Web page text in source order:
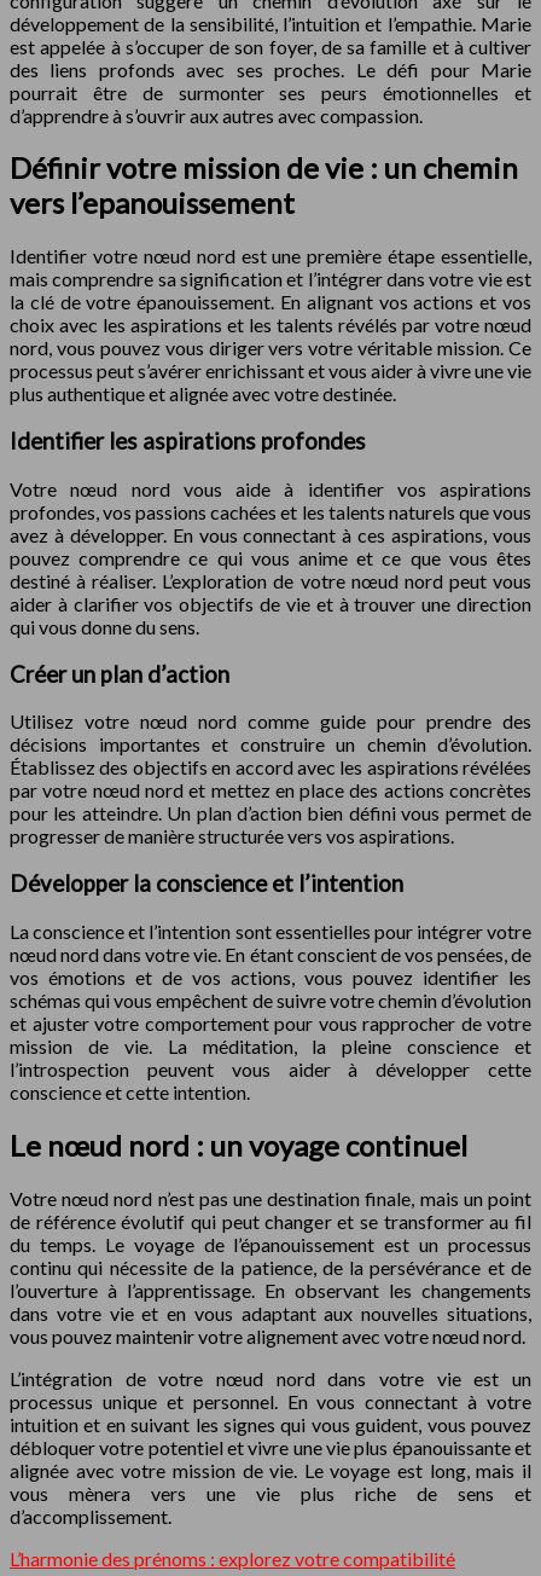
développement de la sensibilité, l’intuition et l’empathie. Marie
est appelée à s’occuper de son foyer, de sa famille et à cultiver
des liens profonds avec ses proches. Le défi pour Marie
pourrait être de surmonter ses peurs émotionnelles et
d’apprendre à s’ouvrir aux autres avec compassion.
Définir votre mission de vie : un chemin
vers l’epanouissement
Identifier votre nœud nord est une première étape essentielle,
mais comprendre sa signification et l’intégrer dans votre vie est
la clé de votre épanouissement. En alignant vos actions et vos
choix avec les aspirations et les talents révélés par votre nœud
nord, vous pouvez vous diriger vers votre véritable mission. Ce
processus peut s’avérer enrichissant et vous aider à vivre une vie
plus authentique et alignée avec votre destinée.
Identifier les aspirations profondes
Votre nœud nord vous aide à identifier vos aspirations
profondes, vos passions cachées et les talents naturels que vous
avez à développer. En vous connectant à ces aspirations, vous
pouvez comprendre ce qui vous anime et ce que vous êtes
destiné à réaliser. L’exploration de votre nœud nord peut vous
aider à clarifier vos objectifs de vie et à trouver une direction
qui vous donne du sens.
Créer un plan d’action
Utilisez votre nœud nord comme guide pour prendre des
décisions importantes et construire un chemin d’évolution.
Établissez des objectifs en accord avec les aspirations révélées
par votre nœud nord et mettez en place des actions concrètes
pour les atteindre. Un plan d’action bien défini vous permet de
progresser de manière structurée vers vos aspirations.
Développer la conscience et l’intention
La conscience et l’intention sont essentielles pour intégrer votre
nœud nord dans votre vie. En étant conscient de vos pensées, de
vos émotions et de vos actions, vous pouvez identifier les
schémas qui vous empêchent de suivre votre chemin d’évolution
et ajuster votre comportement pour vous rapprocher de votre
mission de vie. La méditation, la pleine conscience et
l’introspection peuvent vous aider à développer cette
conscience et cette intention.
Le nœud nord : un voyage continuel
Votre nœud nord n’est pas une destination finale, mais un point
de référence évolutif qui peut changer et se transformer au fil
du temps. Le voyage de l’épanouissement est un processus
continu qui nécessite de la patience, de la persévérance et de
l’ouverture à l’apprentissage. En observant les changements
dans votre vie et en vous adaptant aux nouvelles situations,
vous pouvez maintenir votre alignement avec votre nœud nord.
L’intégration de votre nœud nord dans votre vie est un
processus unique et personnel. En vous connectant à votre
intuition et en suivant les signes qui vous guident, vous pouvez
débloquer votre potentiel et vivre une vie plus épanouissante et
alignée avec votre mission de vie. Le voyage est long, mais il
vous mènera vers une vie plus riche de sens et
d’accomplissement.
L’harmonie des prénoms : explorez votre compatibilité